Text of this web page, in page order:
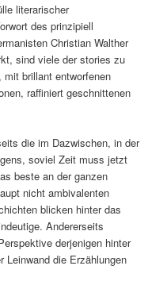
literarischer
des prinzipiell
Christian Walther
sind viele der stories zu
brillant entworfenen
raffiniert geschnittenen
die im Dazwischen, in der
soviel Zeit muss jetzt
beste an der ganzen
nicht ambivalenten
blicken hinter das
Andererseits
derjenigen hinter
Leinwand die Erzählungen